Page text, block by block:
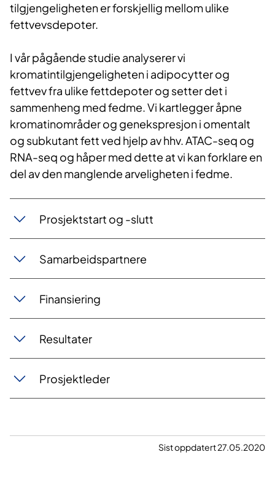
tilgjengeligheten er forskjellig mellom ulike
fettvevsdepoter.
I vår pågående studie analyserer vi
kromatintilgjengeligheten i adipocytter og
fettvev fra ulike fettdepoter og setter det i
sammenheng med fedme. Vi kartlegger åpne
kromatinområder og genekspresjon i omentalt
og subkutant fett ved hjelp av hhv. ATAC-seq og
RNA-seq og håper med dette at vi kan forklare en
del av den manglende arveligheten i fedme.
Prosjektstart og -slutt
Samarbeidspartnere
Finansiering
Resultater
Prosjektleder
Sist oppdatert 27.05.2020